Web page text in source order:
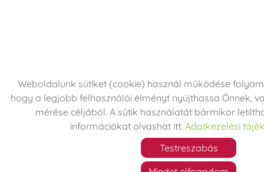
Testreszabás
Weboldalunk sütiket (cookie) használ működése
hogy a legjobb felhasználói élményt nyújthassa Önnek,
mérése céljából. A sütik használatát bármikor
információkat olvashat itt: Adatkezelési